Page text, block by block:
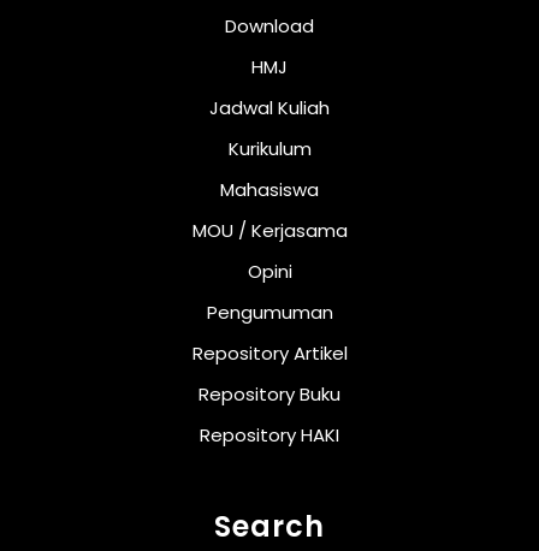
Download
HMJ
Jadwal Kuliah
Kurikulum
Mahasiswa
MOU / Kerjasama
Opini
Pengumuman
Repository Artikel
Repository Buku
Repository HAKI
Search